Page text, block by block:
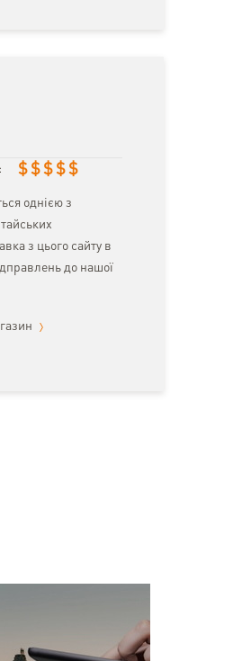
$ $ $ $ $
однією з
з цього сайту в
до нашої